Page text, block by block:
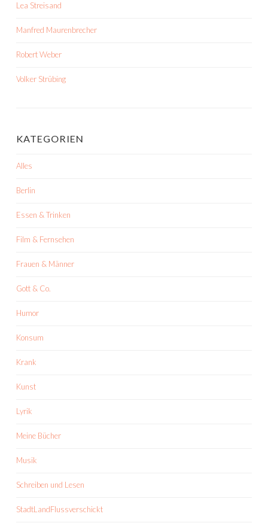
Lea Streisand
Manfred Maurenbrecher
Robert Weber
Volker Strübing
KATEGORIEN
Alles
Berlin
Essen & Trinken
Film & Fernsehen
Frauen & Männer
Gott & Co.
Humor
Konsum
Krank
Kunst
Lyrik
Meine Bücher
Musik
Schreiben und Lesen
StadtLandFlussverschickt